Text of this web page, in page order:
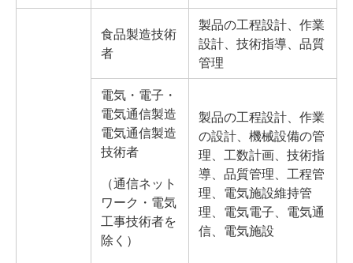
食品製造技術
者
製品の工程設計、作業
設計、技術指導、品質
管理
電気・電子・
電気通信製造
電気通信製造
技術者
（通信ネット
ワーク・電気
工事技術者を
除く）
製品の工程設計、作業
の設計、機械設備の管
理、工数計画、技術指
導、品質管理、工程管
理、電気施設維持管
理、電気電子、電気通
信、電気施設